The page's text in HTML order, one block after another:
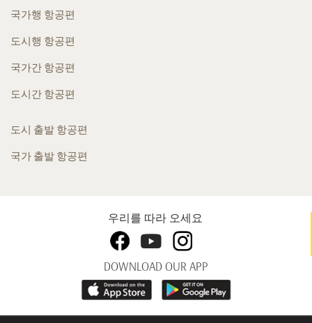
국가행 항공편
도시행 항공편
국가간 항공편
도시간 항공편
도시 출발 항공편
국가 출발 항공편
우리를 따라 오세요
DOWNLOAD OUR APP